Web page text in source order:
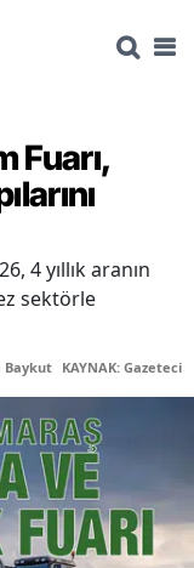
Fuarı,
4 yıllık aranın
sektörle
Baykut KAYNAK: Gazetecin